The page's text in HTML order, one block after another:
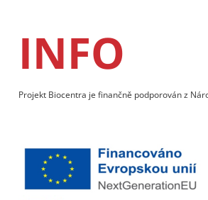
INFO
Projekt Biocentra je finančně podporován z